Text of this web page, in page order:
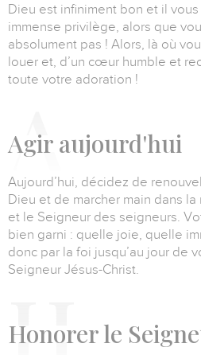
Dieu est infiniment bon et il
immense privilège, alors que
absolument pas ! Alors, là où
louer et, d’un cœur humble et
toute votre adoration !
Agir aujourd'hui
Aujourd’hui, décidez de
Dieu et de marcher main dans
et le Seigneur des seigneurs.
bien garni : quelle joie, quelle
donc par la foi jusqu’au jour de
Seigneur Jésus-Christ.
Honorer le